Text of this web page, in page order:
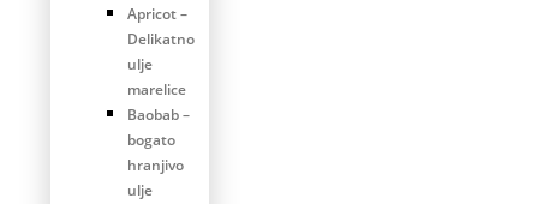
Apricot –
Delikatno
ulje
marelice
Baobab –
bogato
hranjivo
ulje